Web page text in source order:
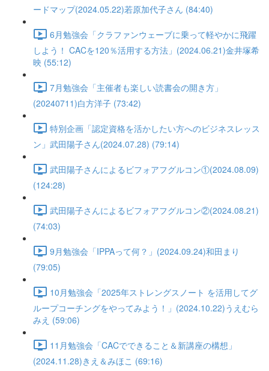
ードマップ(2024.05.22)若原加代子さん (84:40)
6月勉強会「クラファンウェーブに乗って軽やかに飛躍
しよう！ CACを120％活用する方法」(2024.06.21)金井塚希
映 (55:12)
7月勉強会「主催者も楽しい読書会の開き方」
(20240711)白方洋子 (73:42)
特別企画「認定資格を活かしたい方へのビジネスレッス
ン」武田陽子さん(2024.07.28) (79:14)
武田陽子さんによるビフォアフグルコン①(2024.08.09)
(124:28)
武田陽子さんによるビフォアフグルコン②(2024.08.21)
(74:03)
9月勉強会「IPPAって何？」(2024.09.24)和田まり
(79:05)
10月勉強会「2025年ストレングスノート を活用してグ
ループコーチングをやってみよう！」(2024.10.22)うえむら
みえ (59:06)
11月勉強会「CACでできること＆新講座の構想」
(2024.11.28)きえ＆みほこ (69:16)